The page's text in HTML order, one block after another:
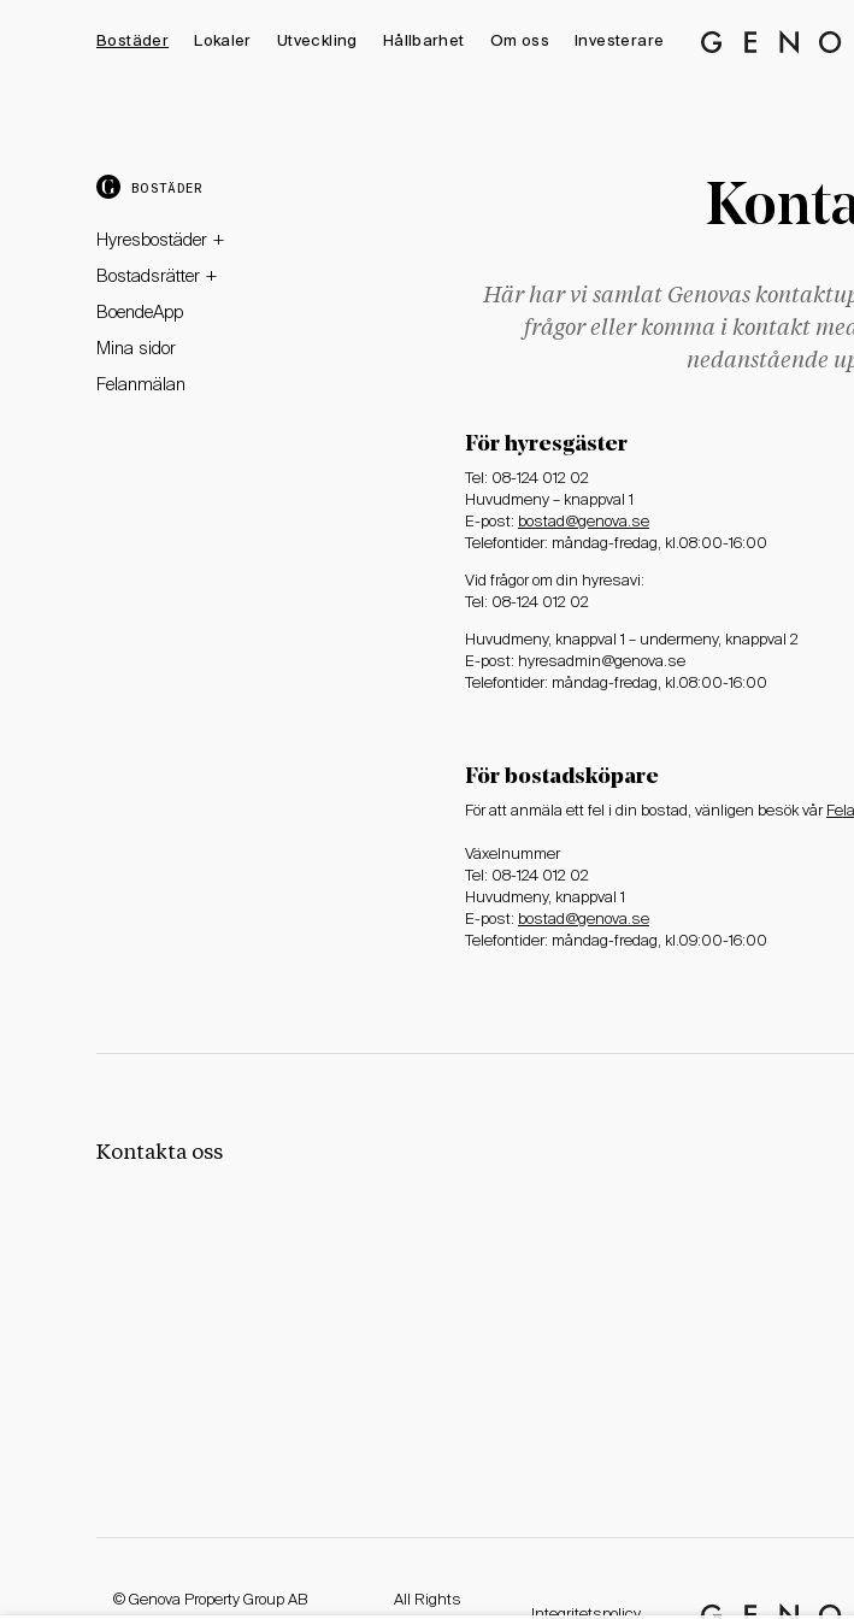
Genova
Bostäder Lokaler Utveckling Hållbarhet Om oss Investerare
BOSTÄDER
Hyresbostäder +
Bostadsrätter +
BoendeApp
Mina sidor
Felanmälan
Här har vi samlat Genovas
frågor eller komma i kontakt
nedanstående
För hyresgäster
Tel: 08-124 012 02
Huvudmeny – knappval 1
E-post: bostad@genova.se
Telefontider: måndag-fredag, kl.08:00-16:00
Vid frågor om din hyresavi:
Tel: 08-124 012 02
Huvudmeny, knappval 1 – undermeny, knappval 2
E-post: hyresadmin@genova.se
Telefontider: måndag-fredag, kl.08:00-16:00
För bostadsköpare
För att anmäla ett fel i din bostad, vänligen besök vår
Växelnummer
Tel: 08-124 012 02
Huvudmeny, knappval 1
E-post: bostad@genova.se
Telefontider: måndag-fredag, kl.09:00-16:00
Kontakta oss
© Genova Property Group AB
All Rights
Integritetspolicy